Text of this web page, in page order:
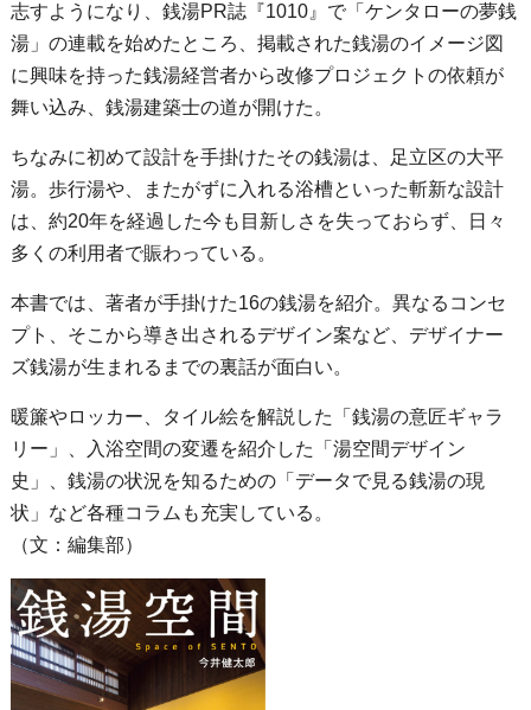
志すようになり、銭湯PR誌『1010』で「ケンタローの夢銭
湯」の連載を始めたところ、掲載された銭湯のイメージ図
に興味を持った銭湯経営者から改修プロジェクトの依頼が
舞い込み、銭湯建築士の道が開けた。
ちなみに初めて設計を手掛けたその銭湯は、足立区の大平
湯。歩行湯や、またがずに入れる浴槽といった斬新な設計
は、約20年を経過した今も目新しさを失っておらず、日々
多くの利用者で賑わっている。
本書では、著者が手掛けた16の銭湯を紹介。異なるコンセ
プト、そこから導き出されるデザイン案など、デザイナー
ズ銭湯が生まれるまでの裏話が面白い。
暖簾やロッカー、タイル絵を解説した「銭湯の意匠ギャラ
リー」、入浴空間の変遷を紹介した「湯空間デザイン
史」、銭湯の状況を知るための「データで見る銭湯の現
状」など各種コラムも充実している。
（文：編集部）